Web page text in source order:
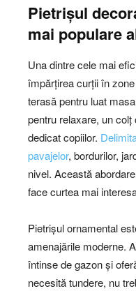
Pietrișul
mai populare
Una dintre cele mai
împărțirea curții în
terasă pentru luat
pentru relaxare, un
dedicat copiilor.
pavajelor, bordurilor,
nivel. Această
face curtea mai
Pietrișul ornamental
amenajările moderne.
întinse de gazon și
necesită tundere, nu